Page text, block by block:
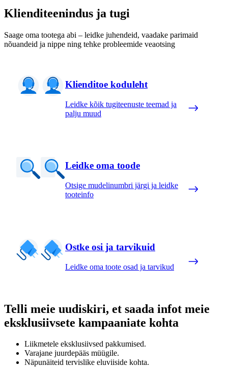
Klienditeenindus ja tugi
Saage oma tootega abi – leidke juhendeid, vaadake parimaid
nõuandeid ja nippe ning tehke probleemide veaotsing
Klienditoe koduleht
Leidke kõik tugiteenuste teemad ja
palju muud
Leidke oma toode
Otsige mudelinumbri järgi ja leidke
tooteinfo
Ostke osi ja tarvikuid
Leidke oma toote osad ja tarvikud
Telli meie uudiskiri, et saada infot meie
eksklusiivsete kampaaniate kohta
Liikmetele eksklusiivsed pakkumised.
Varajane juurdepääs müügile.
Näpunäiteid tervislike eluviiside kohta.